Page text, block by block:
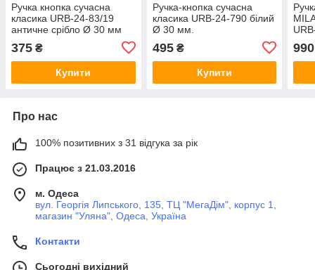
Ручка кнопка сучасна
класика URB-24-83/19
античне срібло Ø 30 мм
375 ₴
Купити
Ручка-кнопка сучасна
класика URB-24-790 білий
Ø 30 мм.
495₴
Купити
990
Про нас
100% позитивних з 31 відгука за рік
Працює з 21.03.2016
м. Одеса
вул. Георгія Липського, 135, ТЦ "МегаДім", корпус 1,
магазин "Уляна", Одеса, Україна
Контакти
Сьогодні вихідний